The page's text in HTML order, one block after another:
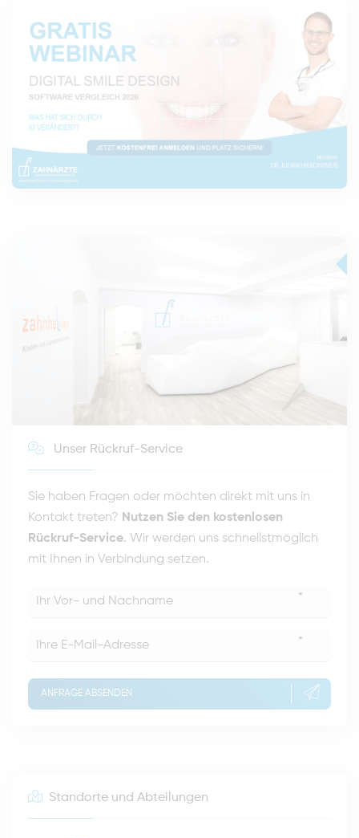
Unser Rückruf-Service
Sie haben Fragen oder möchten direkt mit uns in
Kontakt treten? Nutzen Sie den kostenlosen
Rückruf-Service. Wir werden uns schnellstmöglich
mit Ihnen in Verbindung setzen.
*
*
ANFRAGE ABSENDEN
Standorte und Abteilungen